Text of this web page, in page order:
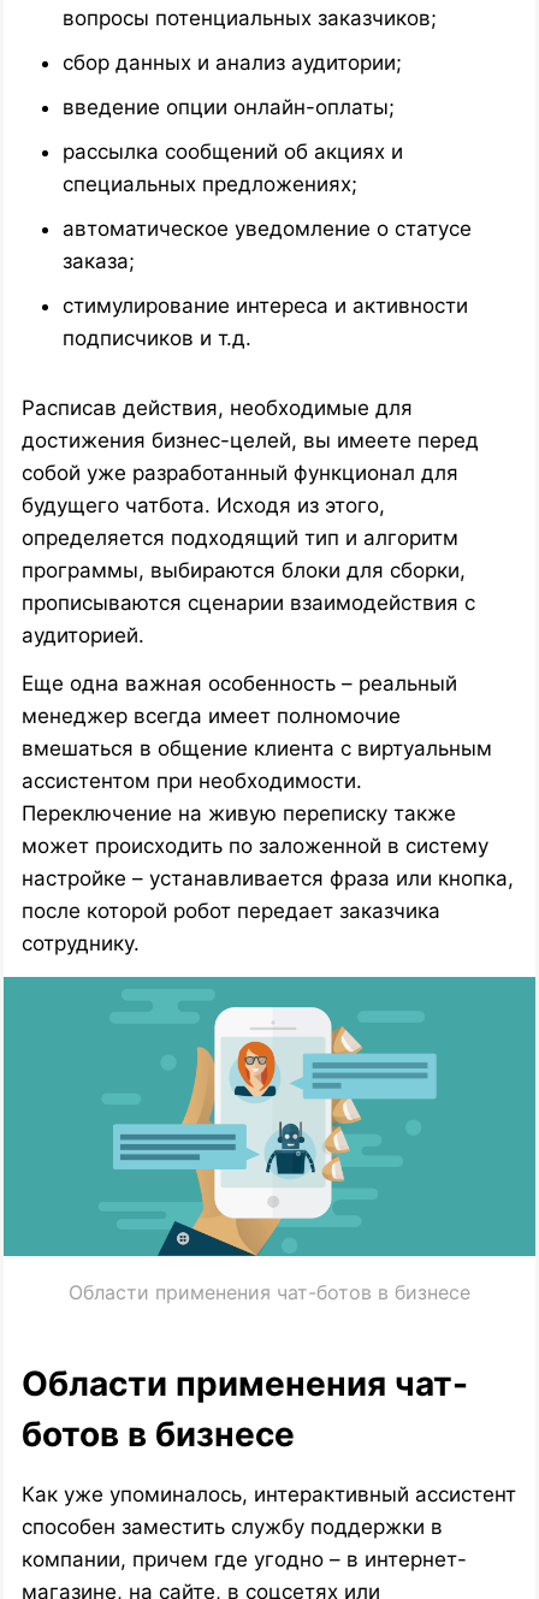
вопросы потенциальных заказчиков;
сбор данных и анализ аудитории;
введение опции онлайн-оплаты;
рассылка сообщений об акциях и
специальных предложениях;
автоматическое уведомление о статусе
заказа;
стимулирование интереса и активности
подписчиков и т.д.
Расписав действия, необходимые для
достижения бизнес-целей, вы имеете перед
собой уже разработанный функционал для
будущего чатбота. Исходя из этого,
определяется подходящий тип и алгоритм
программы, выбираются блоки для сборки,
прописываются сценарии взаимодействия с
аудиторией.
Еще одна важная особенность – реальный
менеджер всегда имеет полномочие
вмешаться в общение клиента с виртуальным
ассистентом при необходимости.
Переключение на живую переписку также
может происходить по заложенной в систему
настройке – устанавливается фраза или кнопка,
после которой робот передает заказчика
сотруднику.
Области применения чат-ботов в бизнесе
Области применения чат-
ботов в бизнесе
Как уже упоминалось, интерактивный ассистент
способен заместить службу поддержки в
компании, причем где угодно – в интернет-
магазине, на сайте, в соцсетях или